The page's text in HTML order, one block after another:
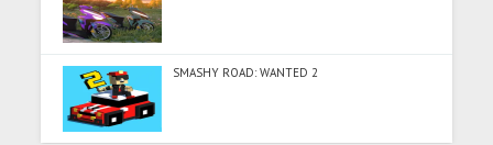
SMASHY ROAD: WANTED 2